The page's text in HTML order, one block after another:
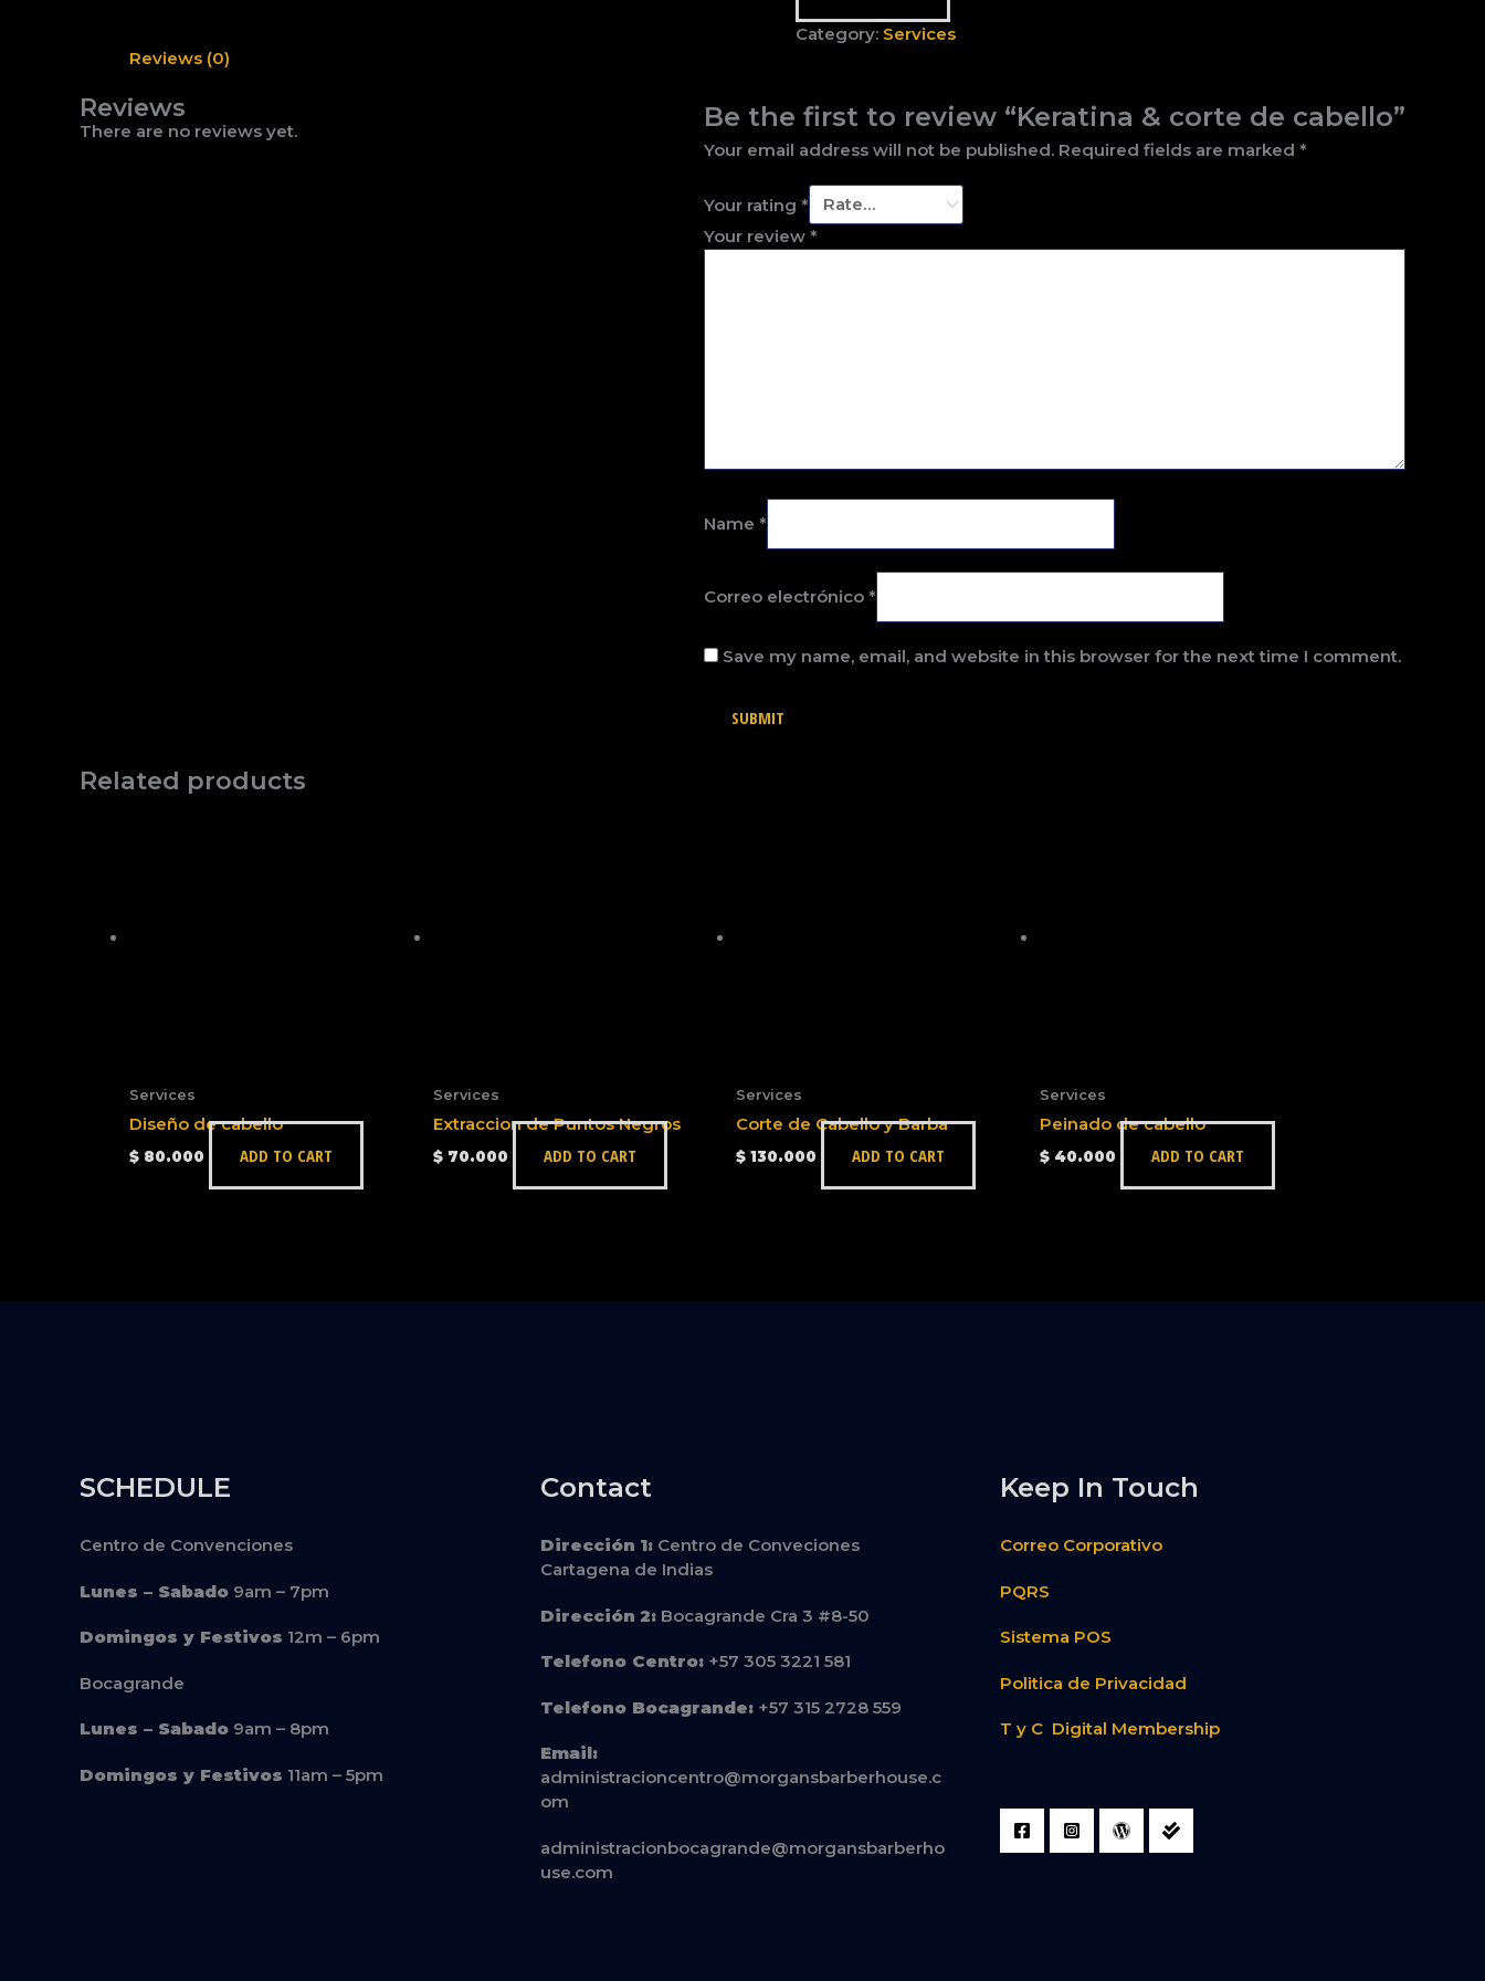
Category: Services
Reviews (0)
Reviews
There are no reviews yet. Be the first to review “Keratina & corte de cabello”
Your email address will not be published. Required fields are marked *
Your rating *
Your review *
Name *
Correo electrónico *
Save my name, email, and website in this browser for the next time I comment.
Related products
Services
Diseño de cabello
$ 80.000 ADD TO CART
Services
Extraccion de Puntos Negros
$70.000 ADD TO CART
Services
Corte de Cabello y Barba
$ 130.000 ADD TO CART
Services
Peinado de cabello
$ 40.000 ADD TO CART
SCHEDULE
Centro de Convenciones
Lunes – Sabado 9am – 7pm
Domingos y Festivos 12m – 6pm
Bocagrande
Lunes – Sabado 9am – 8pm
Domingos y Festivos 11am – 5pm
Contact
Dirección 1:Centro de Conveciones
Cartagena de Indias
Dirección 2:Bocagrande Cra 3 #8-50
Telefono Centro:+57 305 3221 581
Telefono Bocagrande:+57 315 2728 559
Email:
administracioncentro@morgansbarberhouse.c
om
administracionbocagrande@morgansbarberho
use.com
Keep In Touch
Correo Corporativo
PQRS
Sistema POS
Politica de Privacidad
T y C Digital Membership